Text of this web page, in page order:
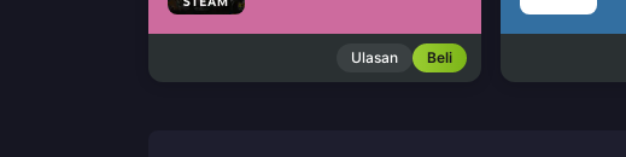
Ulasan Beli